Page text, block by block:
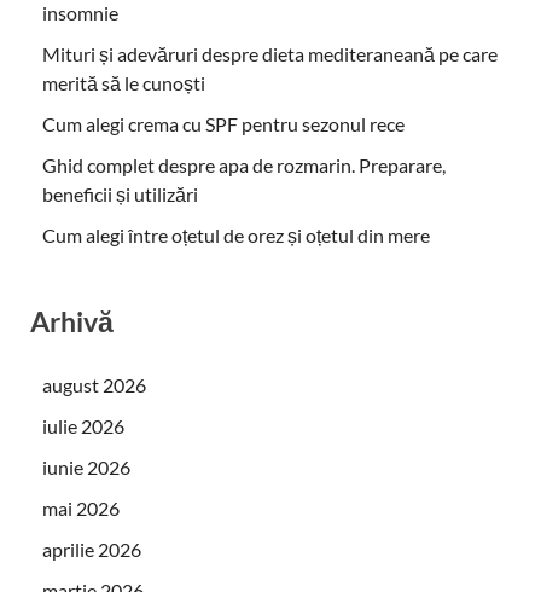
insomnie
Mituri și adevăruri despre dieta mediteraneană pe care
merită să le cunoști
Cum alegi crema cu SPF pentru sezonul rece
Ghid complet despre apa de rozmarin. Preparare,
beneficii și utilizări
Cum alegi între oțetul de orez și oțetul din mere
Arhivă
august 2026
iulie 2026
iunie 2026
mai 2026
aprilie 2026